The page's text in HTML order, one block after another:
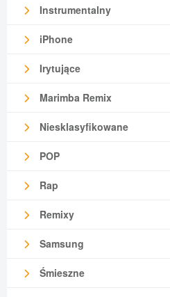
Instrumentalny
iPhone
Irytujące
Marimba Remix
Niesklasyfikowane
POP
Rap
Remixy
Samsung
Śmieszne